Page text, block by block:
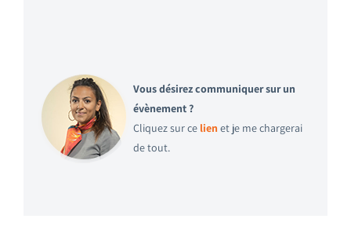
Vous désirez communiquer sur un
évènement ?
Cliquez sur ce lien et je me chargerai
de tout.